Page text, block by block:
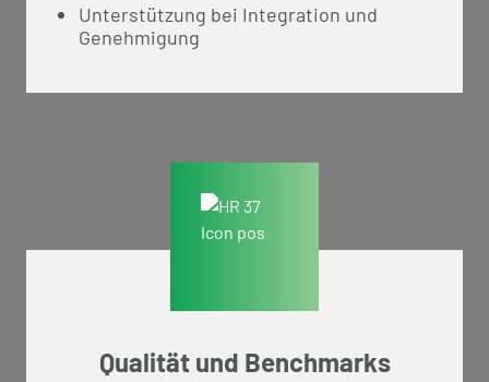
Unterstützung bei Integration und
Genehmigung
Qualität und Benchmarks